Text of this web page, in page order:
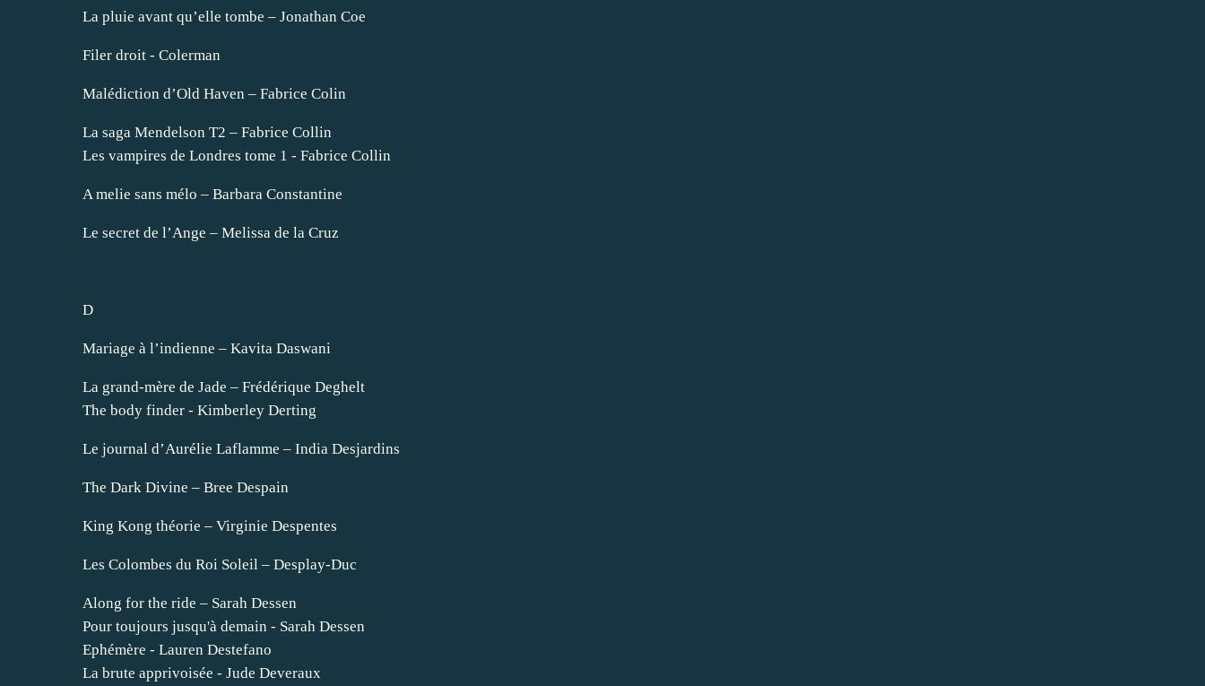
La pluie avant qu’elle tombe – Jonathan Coe
Filer droit - Colerman
Malédiction d’Old Haven – Fabrice Colin
La saga Mendelson T2 – Fabrice Collin
Les vampires de Londres tome 1 - Fabrice Collin
A melie sans mélo – Barbara Constantine
Le secret de l’Ange – Melissa de la Cruz
D
Mariage à l’indienne – Kavita Daswani
La grand-mère de Jade – Frédérique Deghelt
The body finder - Kimberley Derting
Le journal d’Aurélie Laflamme – India Desjardins
The Dark Divine – Bree Despain
King Kong théorie – Virginie Despentes
Les Colombes du Roi Soleil – Desplay-Duc
Along for the ride – Sarah Dessen
Pour toujours jusqu'à demain - Sarah Dessen
Ephémère - Lauren Destefano
La brute apprivoisée - Jude Deveraux